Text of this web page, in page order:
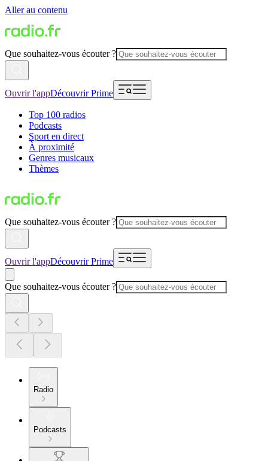
Aller au contenu
Que souhaitez-vous écouter ?
Ouvrir l'appDécouvrir Prime
Top 100 radios
Podcasts
Sport en direct
À proximité
Genres musicaux
Thèmes
Que souhaitez-vous écouter ?
Ouvrir l'appDécouvrir Prime
Que souhaitez-vous écouter ?
Radio
Podcasts